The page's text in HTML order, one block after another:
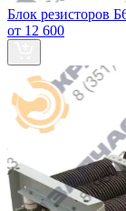
Блок резисторов
от 12 600